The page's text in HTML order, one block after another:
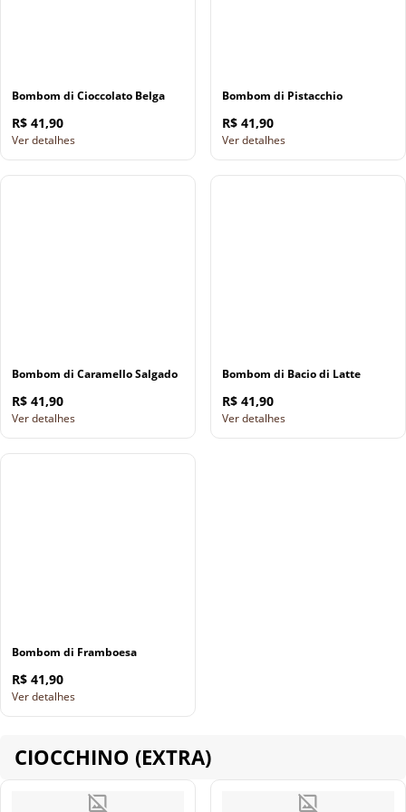
Bombom di Cioccolato Belga
R$ 41,90
Ver detalhes
Bombom di Pistacchio
R$ 41,90
Ver detalhes
Bombom di Caramello Salgado
R$ 41,90
Ver detalhes
Bombom di Bacio di Latte
R$ 41,90
Ver detalhes
Bombom di Framboesa
R$ 41,90
Ver detalhes
CIOCCHINO (EXTRA)